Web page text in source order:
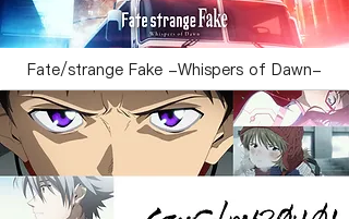
Fate/strange Fake -Whispers of Dawn-